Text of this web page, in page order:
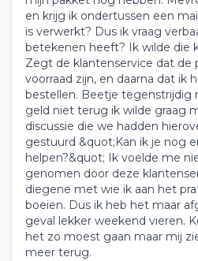
en krijg ik ondertussen een
is verwerkt? Dus ik vraag
betekenen heeft? Ik wilde die
Zegt de klantenservice dat de
voorraad zijn, en daarna dat ik
bestellen. Beetje tegenstrijdig
geld niet terug ik wilde graag
discussie die we hadden
gestuurd &quot;Kan ik je nog
helpen?&quot; Ik voelde me
genomen door deze
diegene met wie ik aan het
boeien. Dus ik heb het maar
geval lekker weekend vieren.
het zo moest gaan maar mij
meer terug.